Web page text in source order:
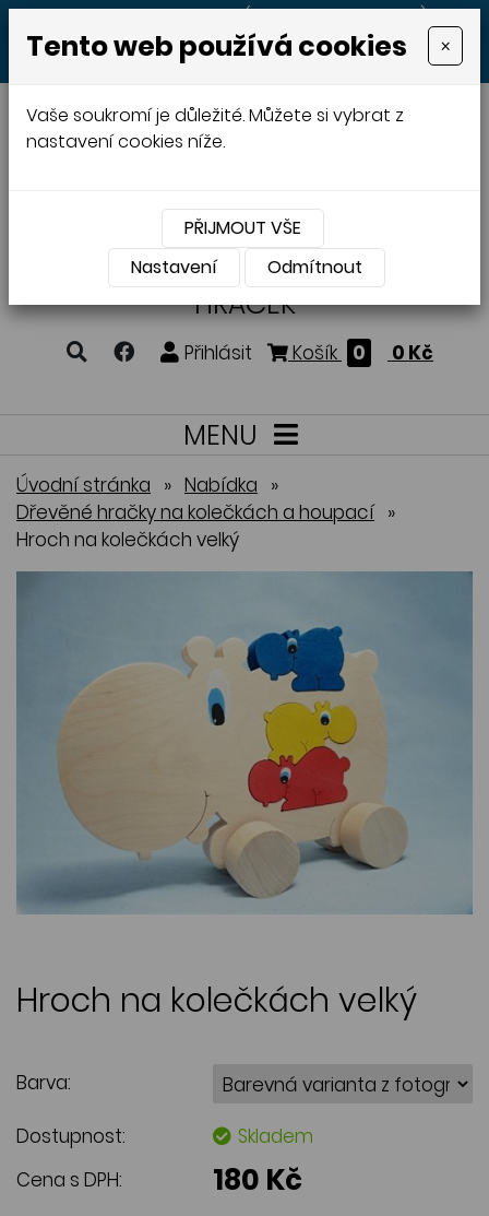
MENU
VÝROBA A PRODEJDŘEVĚNÝCH
HRAČEK
Přihlásit Košík 0 0 Kč
MENU
Úvodní stránka » Nabídka »
Dřevěné hračky na kolečkách a houpací »
Hroch na kolečkách velký
Hroch na kolečkách velký
Barva:
Dostupnost:
Skladem
Cena s DPH:
180 Kč
Tento web používá cookies ×
Vaše soukromí je důležité. Můžete si vybrat z
nastavení cookies níže.
PŘIJMOUT VŠE
Nastavení
Odmítnout